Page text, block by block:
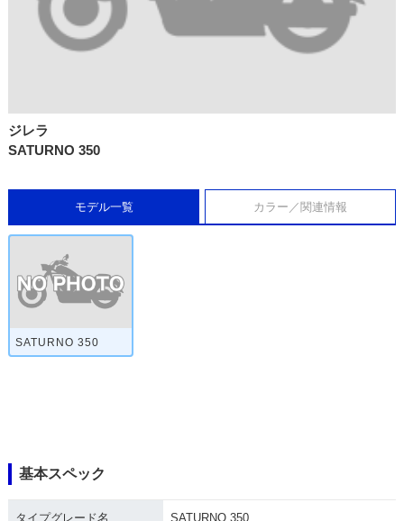
ジレラ
SATURNO 350
モデル一覧 カラー／関連情報
SATURNO 350
基本スペック
タイプグレード名 SATURNO 350